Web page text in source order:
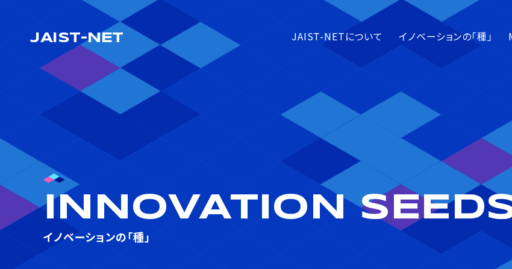
JAIST-NET JAIST-NETについて イノベーションの「種」
INNOVATION
イノベーションの「種」